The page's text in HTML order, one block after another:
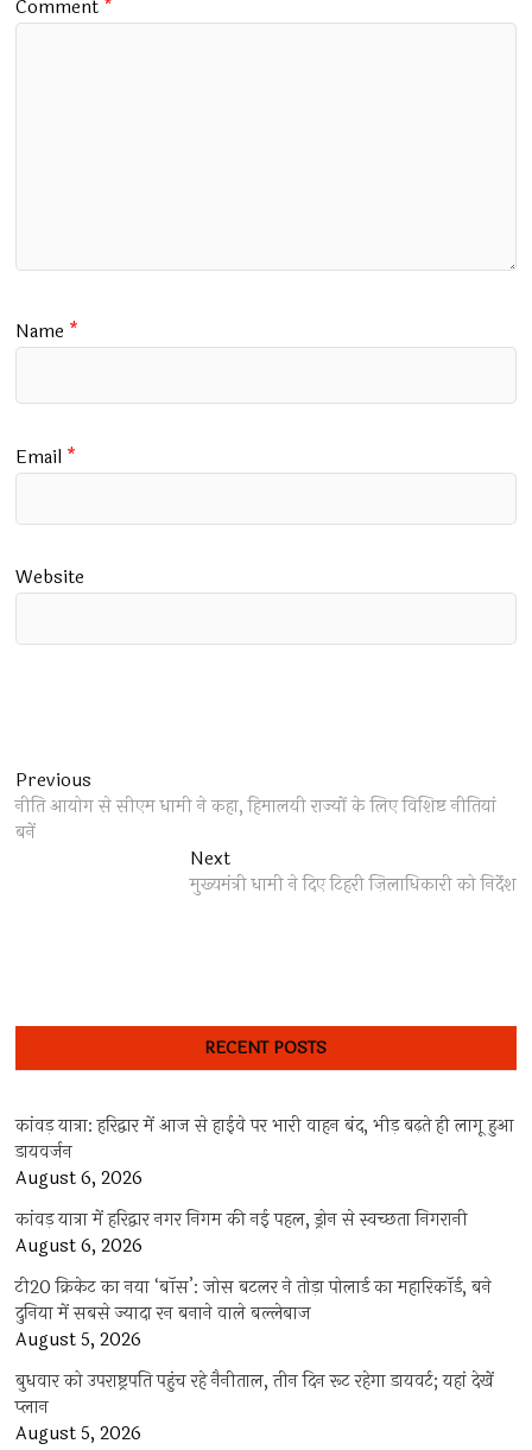
Comment *
Name *
Email *
Website
Post
navigation
Previous
post:
नीति आयोग से सीएम धामी ने कहा, हिमालयी राज्यों के लिए विशिष्ट नीतियां
बनें
NextNext
post:
मुख्यमंत्री धामी ने दिए टिहरी ज़िलाधिकारी को निर्देश
RECENT POSTS
कांवड़ यात्रा: हरिद्वार में आज से हाईवे पर भारी वाहन बंद, भीड़ बढ़ते ही लागू हुआ
डायवर्जन
August 6, 2026
कांवड़ यात्रा में हरिद्वार नगर निगम की नई पहल, ड्रोन से स्वच्छता निगरानी
August 6, 2026
टी20 क्रिकेट का नया ‘बॉस’: जोस बटलर ने तोड़ा पोलार्ड का महारिकॉर्ड, बने
दुनिया में सबसे ज्यादा रन बनाने वाले बल्लेबाज
August 5, 2026
बुधवार को उपराष्ट्रपति पहुंच रहे नैनीताल, तीन दिन रूट रहेगा डायवर्ट; यहां देखें
प्‍लान
August 5, 2026